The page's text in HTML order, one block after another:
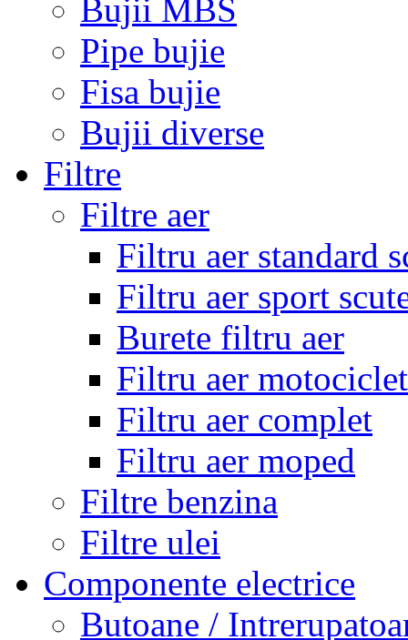
Bujii MBS
Pipe bujie
Fisa bujie
Bujii diverse
Filtre
Filtre aer
Filtru aer standard
Filtru aer sport
Burete filtru aer
Filtru aer
Filtru aer complet
Filtru aer moped
Filtre benzina
Filtre ulei
Componente electrice
Butoane /